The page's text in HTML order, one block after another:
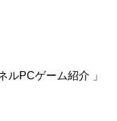
ルPCゲーム紹介 」